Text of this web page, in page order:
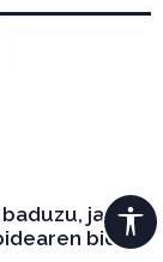
jarri
bidez.